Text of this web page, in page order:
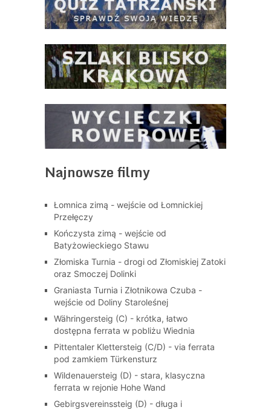
Najnowsze filmy
Łomnica zimą - wejście od Łomnickiej
Przełęczy
Kończysta zimą - wejście od
Batyżowieckiego Stawu
Złomiska Turnia - drogi od Złomiskiej Zatoki
oraz Smoczej Dolinki
Graniasta Turnia i Złotnikowa Czuba -
wejście od Doliny Staroleśnej
Währingersteig (C) - krótka, łatwo
dostępna ferrata w pobliżu Wiednia
Pittentaler Klettersteig (C/D) - via ferrata
pod zamkiem Türkensturz
Wildenauersteig (D) - stara, klasyczna
ferrata w rejonie Hohe Wand
Gebirgsvereinssteig (D) - długa i